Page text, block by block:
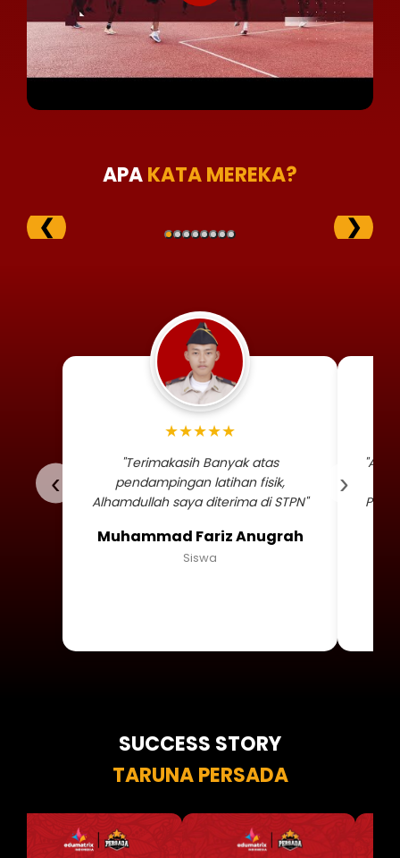
APAKATA MEREKA?
❮ ❯
‹
Foto profil siswa
★★★★★
"Terimakasih Banyak atas
pendampingan latihan fisik,
Alhamdullah saya diterima di STPN"
Muhammad Fariz Anugrah
Siswa
›
SUCCESS STORY
TARUNA PERSADA